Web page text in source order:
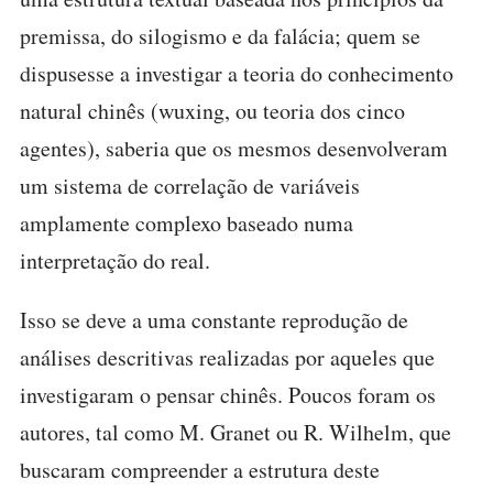
premissa, do silogismo e da falácia; quem se
dispusesse a investigar a teoria do conhecimento
natural chinês (wuxing, ou teoria dos cinco
agentes), saberia que os mesmos desenvolveram
um sistema de correlação de variáveis
amplamente complexo baseado numa
interpretação do real.
Isso se deve a uma constante reprodução de
análises descritivas realizadas por aqueles que
investigaram o pensar chinês. Poucos foram os
autores, tal como M. Granet ou R. Wilhelm, que
buscaram compreender a estrutura deste